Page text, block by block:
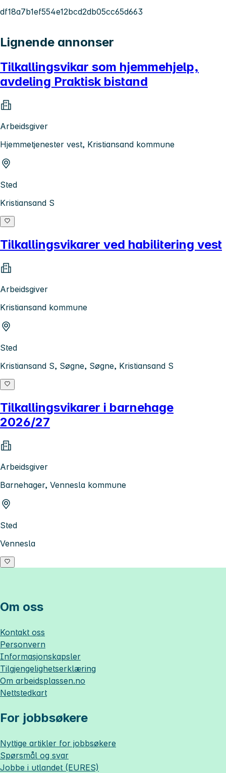
df18a7b1ef554e12bcd2db05cc65d663
Lignende annonser
Tilkallingsvikar som hjemmehjelp,
avdeling Praktisk bistand
Arbeidsgiver
Hjemmetjenester vest, Kristiansand kommune
Sted
Kristiansand S
Tilkallingsvikarer ved habilitering vest
Arbeidsgiver
Kristiansand kommune
Sted
Kristiansand S, Søgne, Søgne, Kristiansand S
Tilkallingsvikarer i barnehage
2026/27
Arbeidsgiver
Barnehager, Vennesla kommune
Sted
Vennesla
Om oss
Kontakt oss
Personvern
Informasjonskapsler
Tilgjengelighetserklæring
Om arbeidsplassen.no
Nettstedkart
For jobbsøkere
Nyttige artikler for jobbsøkere
Spørsmål og svar
Jobbe i utlandet (EURES)